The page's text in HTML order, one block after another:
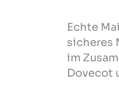
Echte
sicheres
im
Dovecot